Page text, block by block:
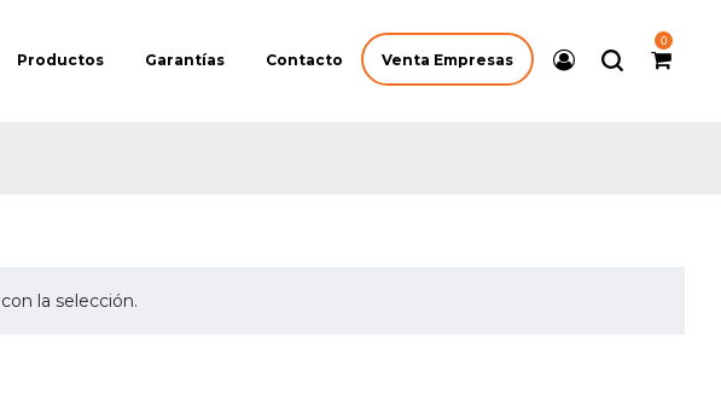
Venta Empresas
0
Productos Garantías Contacto
la selección.